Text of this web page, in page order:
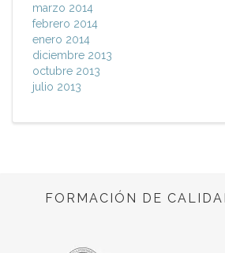
marzo 2014
febrero 2014
enero 2014
diciembre 2013
octubre 2013
julio 2013
FORMACIÓN DE